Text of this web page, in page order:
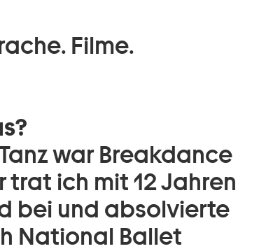
Filme.
war Breakdance
trat ich mit 12 Jahren
bei und absolvierte
National Ballet